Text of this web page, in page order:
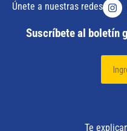
Únete a nuestras redes
Suscríbete al boletín
Te